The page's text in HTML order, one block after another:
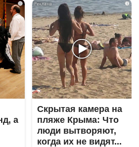
i
а
i
Скрытая камера на
пляже Крыма: Что
люди вытворяют,
когда их не видят...